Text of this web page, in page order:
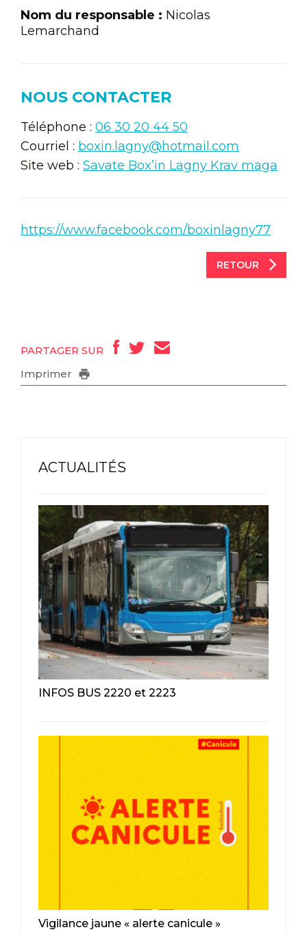
Nom du responsable : Nicolas
Lemarchand
NOUS CONTACTER
Téléphone : 06 30 20 44 50
Courriel : boxin.lagny@hotmail.com
Site web : Savate Box’in Lagny Krav maga
https://www.facebook.com/boxinlagny77
RETOUR
PARTAGER SUR
Imprimer
ACTUALITÉS
INFOS BUS 2220 et 2223
Vigilance jaune « alerte canicule »